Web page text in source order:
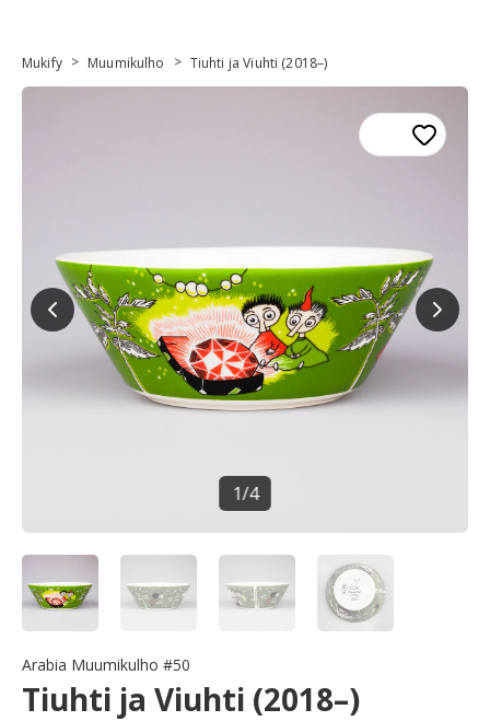
Mukify > Muumikulho > Tiuhti ja Viuhti (2018–)
1/4
Arabia Muumikulho #50
Tiuhti ja Viuhti (2018–)